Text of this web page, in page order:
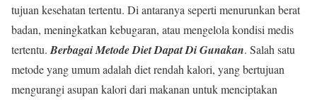
tujuan kesehatan tertentu. Di antaranya seperti menurunkan berat
badan, meningkatkan kebugaran, atau mengelola kondisi medis
tertentu. Berbagai Metode Diet Dapat Di Gunakan. Salah satu
metode yang umum adalah diet rendah kalori, yang bertujuan
mengurangi asupan kalori dari makanan untuk menciptakan